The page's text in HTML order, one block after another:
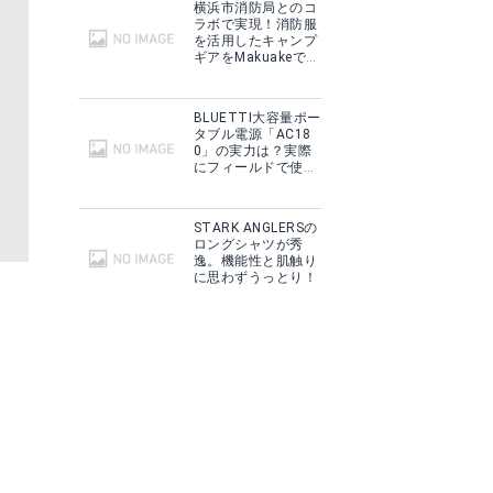
横浜市消防局とのコ
ラボで実現！消防服
を活用したキャンプ
ギアをMakuakeで予
BLUETTI大容量ポー
タブル電源「AC18
0」の実力は？実際
にフィールドで使用
STARK ANGLERSの
ロングシャツが秀
逸。機能性と肌触り
に思わずうっとり！